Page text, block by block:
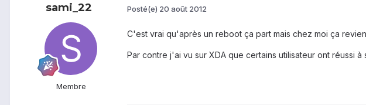
sami_22
Membre
Posté(e) 20 août 2012
C'est vrai qu'après un reboot ça part mais chez moi ça
Par contre j'ai vu sur XDA que certains utilisateur ont réussi